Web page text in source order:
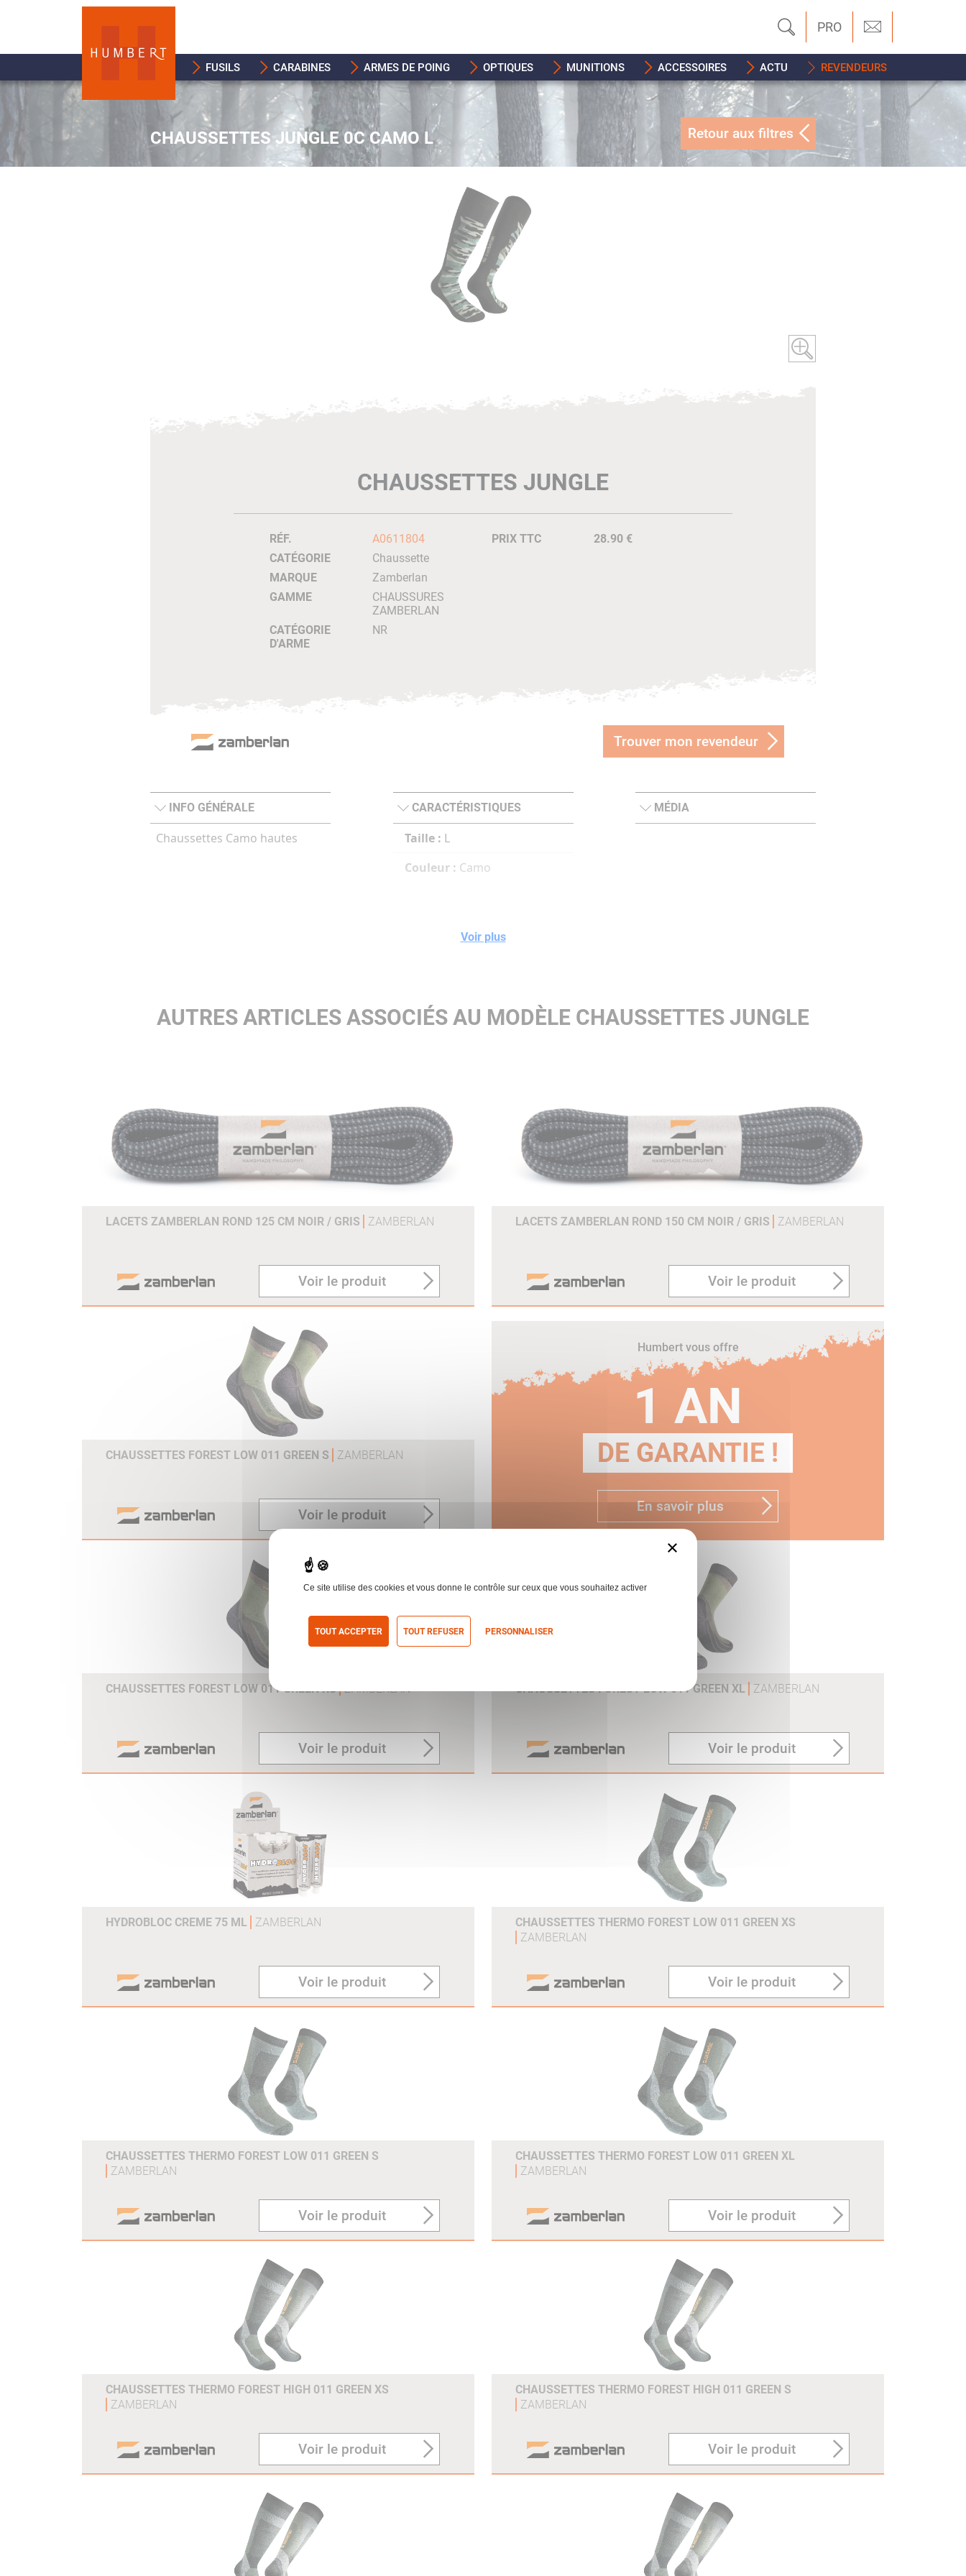
PRO
FUSILS CARABINES ARMES DE POING OPTIQUES MUNITIONS ACCESSOIRES ACTU REVENDEURS
CHAUSSETTES JUNGLE 0C CAMO L Retour aux filtres
CHAUSSETTES JUNGLE
RÉF.
A0611804
CATÉGORIE
Chaussette
MARQUE
Zamberlan
GAMME
CHAUSSURES
ZAMBERLAN
CATÉGORIE
D'ARME
NR
PRIX TTC 28.90 €
Trouver mon revendeur
INFO GÉNÉRALE
Chaussettes Camo hautes
CARACTÉRISTIQUES
Taille : L
Couleur : Camo
MÉDIA
Voir plus
AUTRES ARTICLES ASSOCIÉS AU MODÈLE CHAUSSETTES JUNGLE
LACETS ZAMBERLAN ROND 125 CM NOIR / GRIS ZAMBERLAN
Voir le produit
LACETS ZAMBERLAN ROND 150 CM NOIR / GRIS ZAMBERLAN
Voir le produit
CHAUSSETTES FOREST LOW 011 GREEN S ZAMBERLAN
Voir le produit
Humbert vous offre
1 AN
DE GARANTIE !
En savoir plus
CHAUSSETTES FOREST LOW 011 GREEN XS ZAMBERLAN
Voir le produit
CHAUSSETTES FOREST LOW 011 GREEN XL ZAMBERLAN
Voir le produit
HYDROBLOC CREME 75 ML ZAMBERLAN
Voir le produit
CHAUSSETTES THERMO FOREST LOW 011 GREEN XS
ZAMBERLAN
Voir le produit
CHAUSSETTES THERMO FOREST LOW 011 GREEN S
ZAMBERLAN
Voir le produit
CHAUSSETTES THERMO FOREST LOW 011 GREEN XL
ZAMBERLAN
Voir le produit
CHAUSSETTES THERMO FOREST HIGH 011 GREEN XS
ZAMBERLAN
Voir le produit
CHAUSSETTES THERMO FOREST HIGH 011 GREEN S
ZAMBERLAN
Voir le produit
×
Ce site utilise des cookies et vous donne le contrôle sur ceux que vous souhaitez activer
TOUT ACCEPTER TOUT REFUSER PERSONNALISER